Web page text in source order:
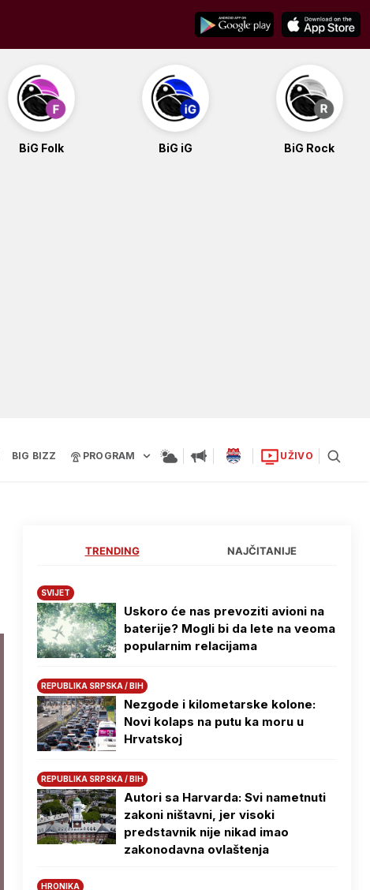
BiG Folk BiG iG BiG Rock
BIG BIZZ PROGRAM UŽIVO
TRENDING NAJČITANIJE
SVIJET
Uskoro će nas prevoziti avioni na
baterije? Mogli bi da lete na veoma
popularnim relacijama
REPUBLIKA SRPSKA / BIH
Nezgode i kilometarske kolone:
Novi kolaps na putu ka moru u
Hrvatskoj
REPUBLIKA SRPSKA / BIH
Autori sa Harvarda: Svi nametnuti
zakoni ništavni, jer visoki
predstavnik nije nikad imao
zakonodavna ovlaštenja
HRONIKA